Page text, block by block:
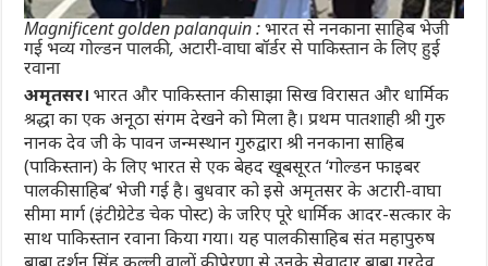
Magnificent golden palanquin : भारत से ननकाना साहिब भेजी
गई भव्य गोल्डन पालकी, अटारी-वाघा बॉर्डर से पाकिस्तान के लिए हुई
रवाना
अमृतसर।भारत और पाकिस्तान की साझा सिख विरासत और धार्मिक
श्रद्धा का एक अनूठा संगम देखने को मिला है। प्रथम पातशाही श्री गुरु
नानक देव जी के पावन जन्मस्थान गुरुद्वारा श्री ननकाना साहिब
(पाकिस्तान) के लिए भारत से एक बेहद खूबसूरत ‘गोल्डन फाइबर
पालकी साहिब’ भेजी गई है। बुधवार को इसे अमृतसर के अटारी-वाघा
सीमा मार्ग (इंटीग्रेटेड चेक पोस्ट) के जरिए पूरे धार्मिक आदर-सत्कार के
साथ पाकिस्तान रवाना किया गया। यह पालकी साहिब संत महापुरुष
बाबा दर्शन सिंह कुल्ली वालों की प्रेरणा से उनके सेवादार बाबा गुरदेव